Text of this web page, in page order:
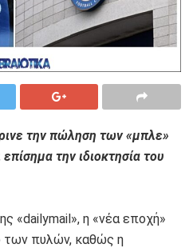
την πώληση των «μπλε»
την ιδιοκτησία του
«dailymail», η «νέα εποχή»
των πυλών, καθώς η